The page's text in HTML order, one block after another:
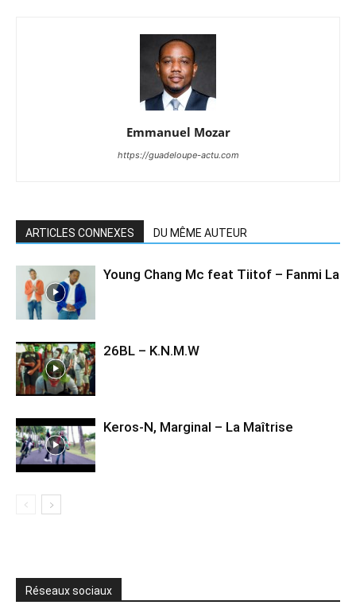
Emmanuel Mozar
https://guadeloupe-actu.com
ARTICLES CONNEXES DU MÊME AUTEUR
Young Chang Mc feat Tiitof – Fanmi La
26BL – K.N.M.W
Keros-N, Marginal – La Maîtrise
Réseaux sociaux